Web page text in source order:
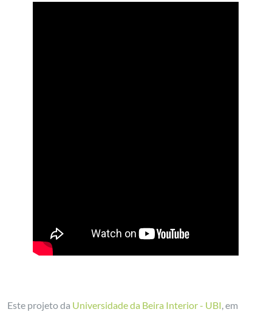
Este projeto da Universidade da Beira Interior - UBI, em